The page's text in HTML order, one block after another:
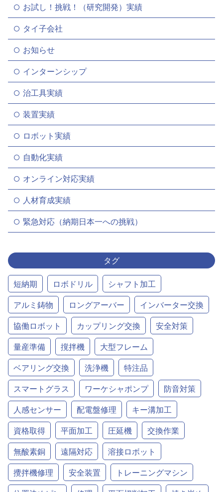
お試し！挑戦！（研究開発）実績
タイ子会社
お知らせ
インターンシップ
治工具実績
装置実績
ロボット実績
自動化実績
オンライン対応実績
人材育成実績
緊急対応（納期日本一への挑戦）
タグ
短納期 ロボドリル
シャフト加工
アルミ鋳物
ロングアーバー
インバーター交換
協働ロボット
カップリング交換
安全対策
量産準備
撹拌機
大型フレーム
ベアリング交換
洗浄機
特注品
スマートグラス
ワーケシャポンプ
防音対策
人感センサー
配電盤修理
キー溝加工
資格取得
平面加工 圧延機
交換作業
無酸素銅
遠隔対応
溶接ロボット
攪拌機修理
安全装置
トレーニングマシン